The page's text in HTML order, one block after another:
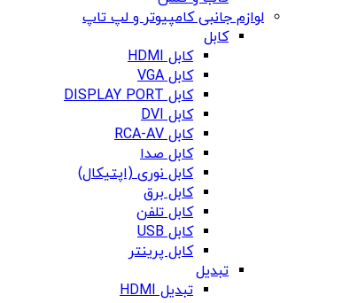
لوازم جانبی کامپیوتر و لپ تاپ
کابل
کابل HDMI
کابل VGA
کابل DISPLAY PORT
کابل DVI
کابل RCA-AV
کابل صدا
کابل نوری (اپتیکال)
کابل برق
کابل تلفن
کابل USB
کابل پرینتر
تبدیل
تبدیل HDMI